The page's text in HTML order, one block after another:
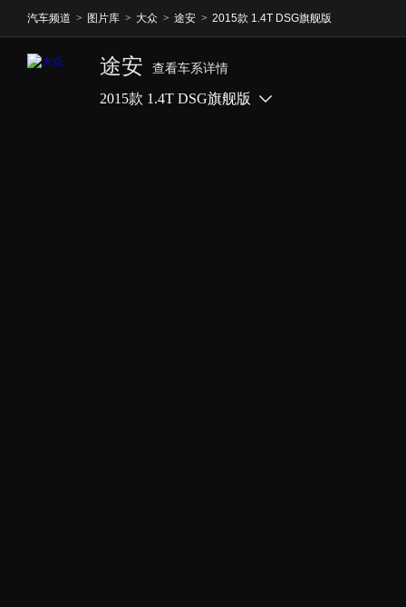
汽车频道 > 图片库 > 大众 > 途安 > 2015款 1.4T DSG旗舰版
途安 查看车系详情
2015款 1.4T DSG旗舰版